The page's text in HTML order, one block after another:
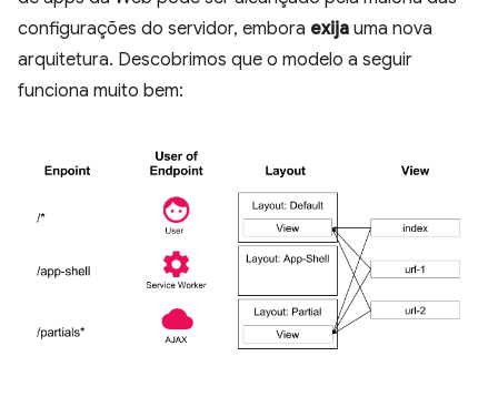
configurações do servidor, embora exija uma nova
arquitetura. Descobrimos que o modelo a seguir
funciona muito bem: